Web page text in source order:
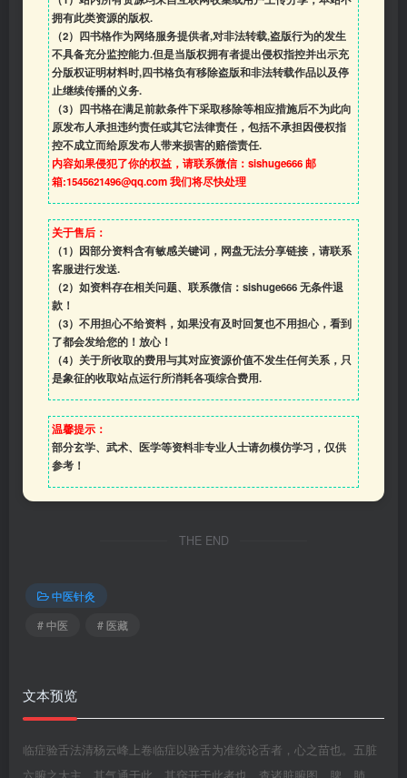
拥有此类资源的版权.
（2）四书格作为网络服务提供者,对非法转载,盗版行为的发生
不具备充分监控能力.但是当版权拥有者提出侵权指控并出示充
分版权证明材料时,四书格负有移除盗版和非法转载作品以及停
止继续传播的义务.
（3）四书格在满足前款条件下采取移除等相应措施后不为此向
原发布人承担违约责任或其它法律责任，包括不承担因侵权指
控不成立而给原发布人带来损害的赔偿责任.
内容如果侵犯了你的权益，请联系微信：sishuge666 邮
箱:1545621496@qq.com 我们将尽快处理
关于售后：
（1）因部分资料含有敏感关键词，网盘无法分享链接，请联系
客服进行发送.
（2）如资料存在相关问题、联系微信：sishuge666 无条件退
款！
（3） 不用担心不给资料，如果没有及时回复也不用担心，看到
了都会发给您的！放心！
（4） 关于所收取的费用与其对应资源价值不发生任何关系，只
是象征的收取站点运行所消耗各项综合费用.
温馨提示：
部分玄学、武术、医学等资料非专业人士请勿模仿学习，仅供
参考！
THE END
中医针灸
# 中医
# 医藏
文本预览
临症验舌法清杨云峰上卷临症以验舌为准统论舌者，心之苗也。五脏